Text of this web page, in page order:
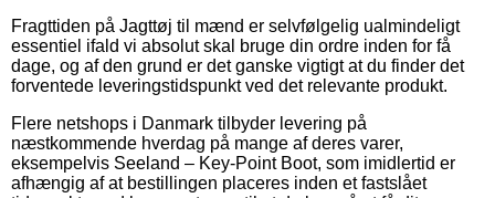
Fragttiden på Jagttøj til mænd er selvfølgelig ualmindeligt
essentiel ifald vi absolut skal bruge din ordre inden for få
dage, og af den grund er det ganske vigtigt at du finder det
forventede leveringstidspunkt ved det relevante produkt.
Flere netshops i Danmark tilbyder levering på
næstkommende hverdag på mange af deres varer,
eksempelvis Seeland – Key-Point Boot, som imidlertid er
afhængig af at bestillingen placeres inden et fastslået